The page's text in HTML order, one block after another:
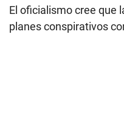
El oficialismo cree que
planes conspirativos